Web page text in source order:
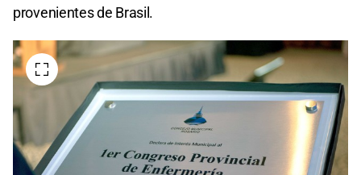
provenientes de Brasil.